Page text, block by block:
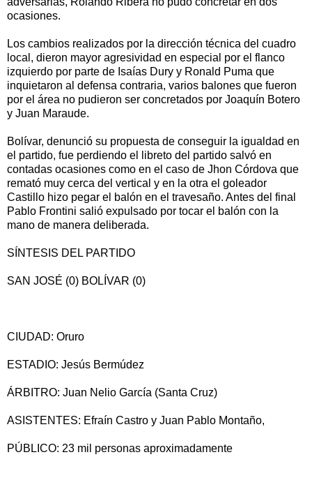
ocasiones.
Los cambios realizados por la dirección técnica del cuadro
local, dieron mayor agresividad en especial por el flanco
izquierdo por parte de Isaías Dury y Ronald Puma que
inquietaron al defensa contraria, varios balones que fueron
por el área no pudieron ser concretados por Joaquín Botero
y Juan Maraude.
Bolívar, denunció su propuesta de conseguir la igualdad en
el partido, fue perdiendo el libreto del partido salvó en
contadas ocasiones como en el caso de Jhon Córdova que
remató muy cerca del vertical y en la otra el goleador
Castillo hizo pegar el balón en el travesaño. Antes del final
Pablo Frontini salió expulsado por tocar el balón con la
mano de manera deliberada.
SÍNTESIS DEL PARTIDO
SAN JOSÉ (0) BOLÍVAR (0)
CIUDAD: Oruro
ESTADIO: Jesús Bermúdez
ÁRBITRO: Juan Nelio García (Santa Cruz)
ASISTENTES: Efraín Castro y Juan Pablo Montaño,
PÚBLICO: 23 mil personas aproximadamente